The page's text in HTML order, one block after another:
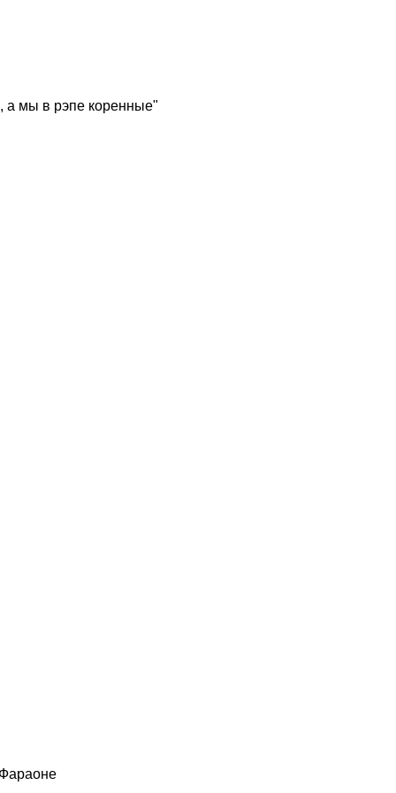
а мы в рэпе коренные"